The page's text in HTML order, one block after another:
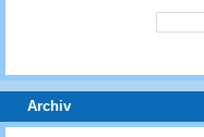
Archiv